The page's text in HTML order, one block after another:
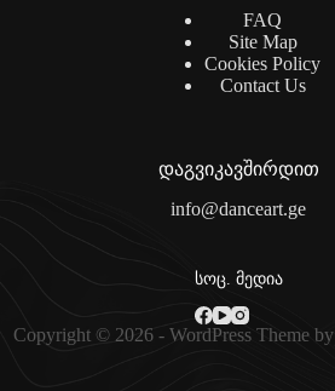
FAQ
Site Map
Cookies Policy
Contact Us
დაგვიკავშირდით
info@danceart.ge
სოც. მედია
Copyright © 2026 - WordPress Theme by